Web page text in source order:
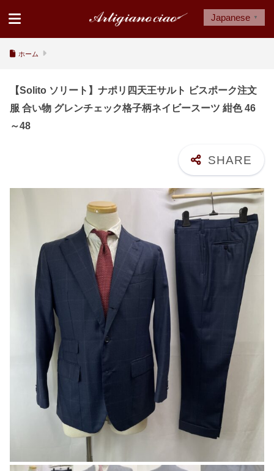
ホーム
【Solito ソリート】ナポリ四天王サルト ビスポーク注文
服 合い物 グレンチェック格子柄ネイビースーツ 紺色 46
～48
Japanese ▼